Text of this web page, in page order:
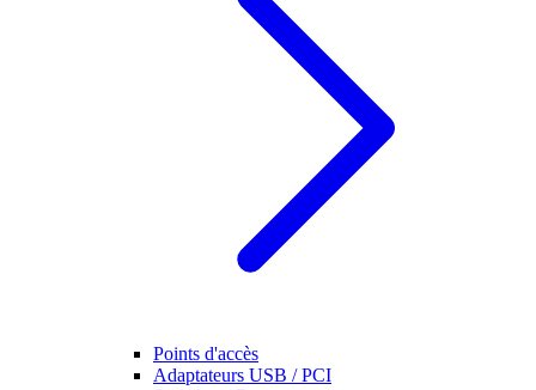
Points d'accès
Adaptateurs USB / PCI